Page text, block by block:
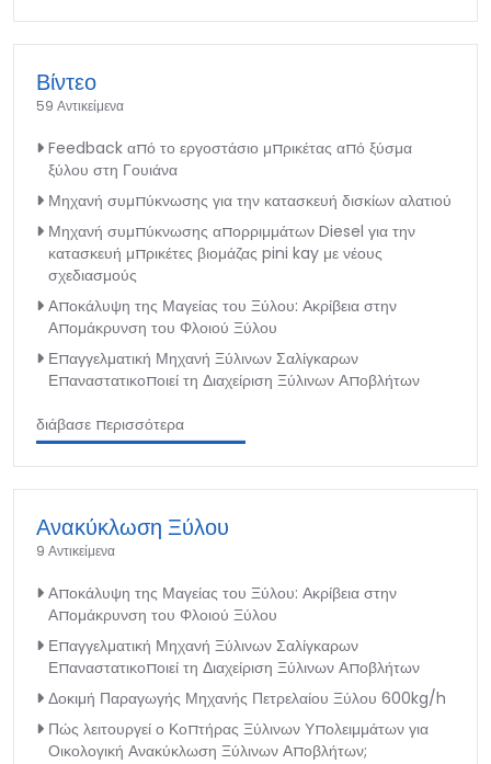
Βίντεο
59 Αντικείμενα
Feedback από το εργοστάσιο μπρικέτας από ξύσμα
ξύλου στη Γουιάνα
Μηχανή συμπύκνωσης για την κατασκευή δισκίων αλατιού
Μηχανή συμπύκνωσης απορριμμάτων Diesel για την
κατασκευή μπρικέτες βιομάζας pini kay με νέους
σχεδιασμούς
Αποκάλυψη της Μαγείας του Ξύλου: Ακρίβεια στην
Απομάκρυνση του Φλοιού Ξύλου
Επαγγελματική Μηχανή Ξύλινων Σαλίγκαρων
Επαναστατικοποιεί τη Διαχείριση Ξύλινων Αποβλήτων
διάβασε περισσότερα
Ανακύκλωση Ξύλου
9 Αντικείμενα
Αποκάλυψη της Μαγείας του Ξύλου: Ακρίβεια στην
Απομάκρυνση του Φλοιού Ξύλου
Επαγγελματική Μηχανή Ξύλινων Σαλίγκαρων
Επαναστατικοποιεί τη Διαχείριση Ξύλινων Αποβλήτων
Δοκιμή Παραγωγής Μηχανής Πετρελαίου Ξύλου 600kg/h
Πώς λειτουργεί ο Κοπτήρας Ξύλινων Υπολειμμάτων για
Οικολογική Ανακύκλωση Ξύλινων Αποβλήτων;